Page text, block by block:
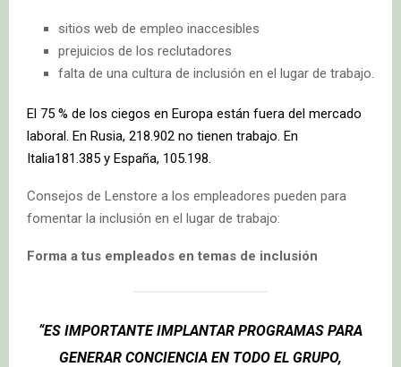
sitios web de empleo inaccesibles
prejuicios de los reclutadores
falta de una cultura de inclusión en el lugar de trabajo.
El 75 % de los ciegos en Europa están fuera del mercado
laboral. En Rusia, 218.902 no tienen trabajo. En
Italia181.385 y España, 105.198.
Consejos de Lenstore a los empleadores pueden para
fomentar la inclusión en el lugar de trabajo:
Forma a tus empleados en temas de inclusión
“ES IMPORTANTE IMPLANTAR PROGRAMAS PARA
GENERAR CONCIENCIA EN TODO EL GRUPO,